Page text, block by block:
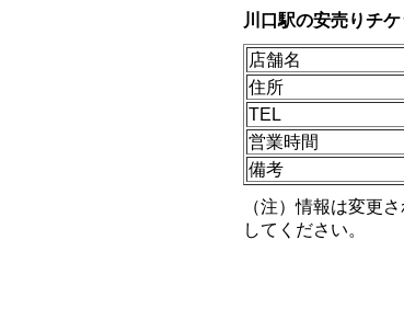
川口駅の安売りチ
店舗名
住所
TEL
営業時間
備考
（注）情報は変更
してください。